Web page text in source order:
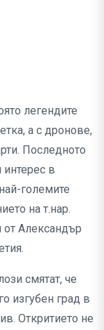
легендите
а с дронове,
Последното
интерес в
големите
на т.нар.
от Александър
смятат, че
изгубен град в
Откритието не